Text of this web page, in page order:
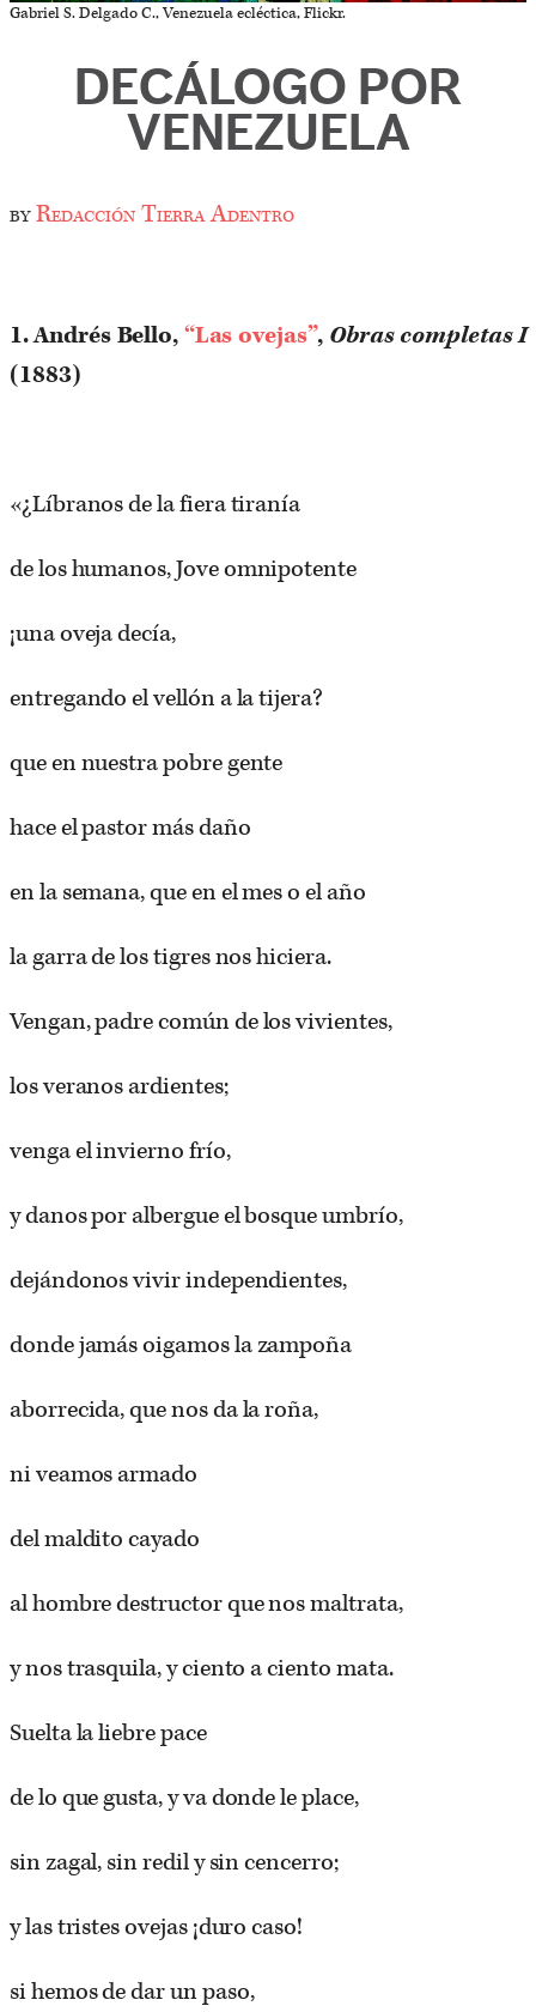
Gabriel S. Delgado C., Venezuela ecléctica, Flickr.
DECÁLOGO POR
VENEZUELA
byRedacción Tierra Adentro
1. Andrés Bello,“Las ovejas”, Obras completas I
(1883)
«¿Líbranos de la fiera tiranía
de los humanos, Jove omnipotente
¡una oveja decía,
entregando el vellón a la tijera?
que en nuestra pobre gente
hace el pastor más daño
en la semana, que en el mes o el año
la garra de los tigres nos hiciera.
Vengan, padre común de los vivientes,
los veranos ardientes;
venga el invierno frío,
y danos por albergue el bosque umbrío,
dejándonos vivir independientes,
donde jamás oigamos la zampoña
aborrecida, que nos da la roña,
ni veamos armado
del maldito cayado
al hombre destructor que nos maltrata,
y nos trasquila, y ciento a ciento mata.
Suelta la liebre pace
de lo que gusta, y va donde le place,
sin zagal, sin redil y sin cencerro;
y las tristes ovejas ¡duro caso!
si hemos de dar un paso,